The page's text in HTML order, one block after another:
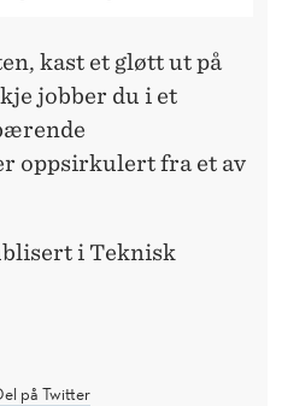
kast et gløtt ut på
jobber du i et
oppsirkulert fra et av
i Teknisk
på Twitter